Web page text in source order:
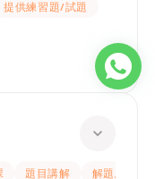
提供練習題/試題
題目講解 解題思路